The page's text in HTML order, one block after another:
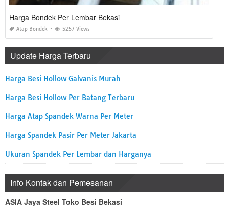
Harga Bondek Per Lembar Bekasi
Atap Bondek 5257 Views
Update Harga Terbaru
Harga Besi Hollow Galvanis Murah
Harga Besi Hollow Per Batang Terbaru
Harga Atap Spandek Warna Per Meter
Harga Spandek Pasir Per Meter Jakarta
Ukuran Spandek Per Lembar dan Harganya
Info Kontak dan Pemesanan
ASIA Jaya Steel Toko Besi Bekasi